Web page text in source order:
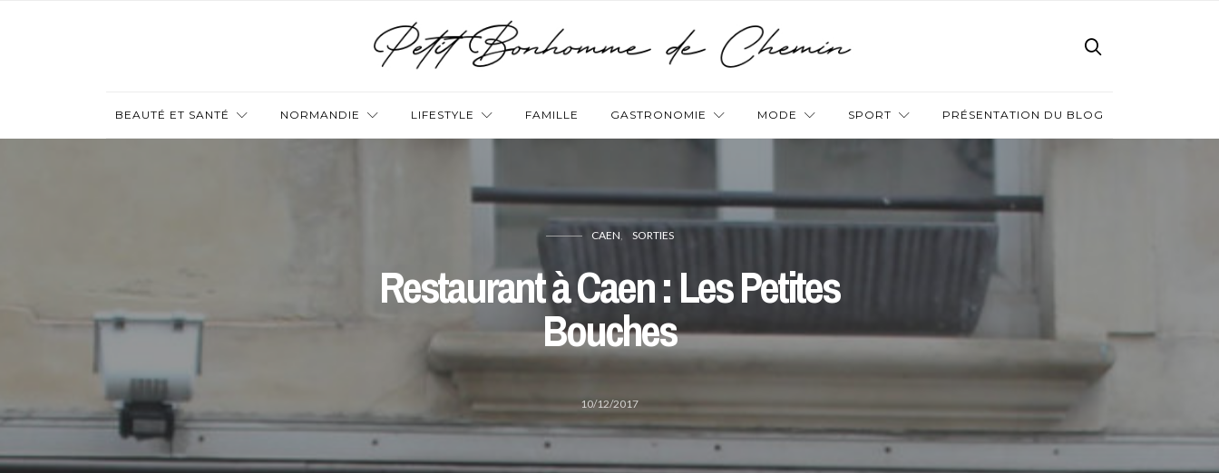
BEAUTÉ ET SANTÉ NORMANDIE LIFESTYLE FAMILLE GASTRONOMIE MODE SPORT PRÉSENTATION DU BLOG
CAEN SORTIES
Restaurant à Caen : Les Petites
Bouches
10/12/2017